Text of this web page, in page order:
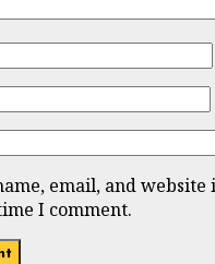
email, and
I comment.